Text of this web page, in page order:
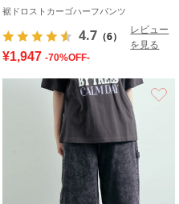
裾ドロストカーゴハーフパンツ
4.7 （6）
レビュー
を見る
¥1,947 -70%OFF-
お気に入り